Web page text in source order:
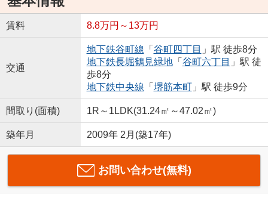
賃料 8.8万円～13万円
交通
地下鉄谷町線 「 谷町四丁目 」駅 徒歩8分
地下鉄長堀鶴見緑地「 谷町六丁目 」駅 徒
歩8分
地下鉄中央線 「 堺筋本町」駅 徒歩9分
間取り(面積) 1R～1LDK(31.24㎡～47.02㎡)
築年月 2009年 2月(築17年)
お問い合わせ(無料)